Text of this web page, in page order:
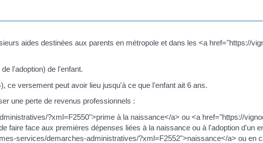
aides destinées aux parents en métropole et dans les <a href="https://
l'adoption) de l'enfant.
ce versement peut avoir lieu jusqu'à ce que l'enfant ait 6 ans.
une perte de revenus professionnels :
?xml=F2550">prime à la naissance</a> ou <a href="https://
faire face aux premières dépenses liées à la naissance ou à l'adoption d'un
services/demarches-administratives/?xml=F2552">naissance</a> ou en